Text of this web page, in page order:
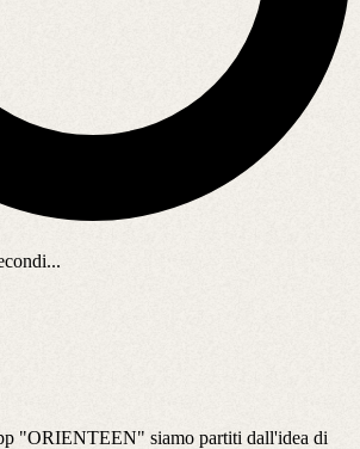
"ORIENTEEN" siamo partiti dall'idea di